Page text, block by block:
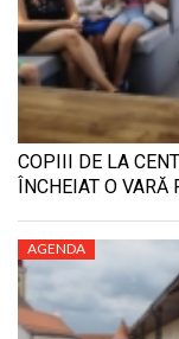
COPIII DE LA
ÎNCHEIAT O
AGENDA